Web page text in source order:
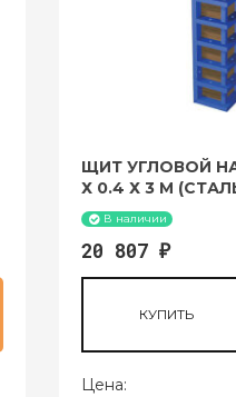
ЩИТ УГЛОВОЙ
Х 0.4 Х 3 М
В наличии
20 807 ₽
КУПИТЬ
Цена: